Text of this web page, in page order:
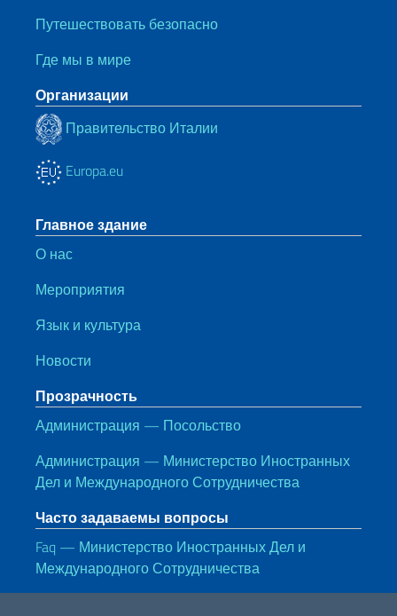
Путешествовать безопасно
Где мы в мире
Организации
Правительство Италии
Europa.eu
Главное здание
О нас
Мероприятия
Язык и культура
Новости
Прозрачность
Администрация — Посольство
Администрация — Министерство Иностранных
Дел и Международного Сотрудничества
Часто задаваемы вопросы
Faq — Министерство Иностранных Дел и
Международного Сотрудничества